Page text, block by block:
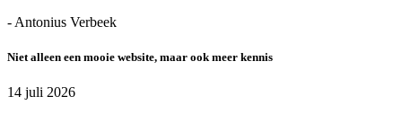
- Antonius Verbeek
Niet alleen een mooie website, maar ook meer kennis
14 juli 2026